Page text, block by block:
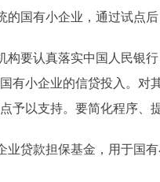
国有小企业，通过试点后
认真落实中国人民银行
有小企业的信贷投入。对
予以支持。要简化程序、
贷款担保基金，用于国有